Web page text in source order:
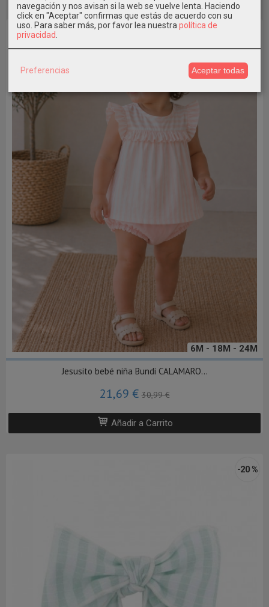
6M - 18M - 24M
Jesusito bebé niña Bundi CALAMARO...
21,69 €30,99 €
Añadir a Carrito
-20 %
navegación y nos avisan si la web se vuelve lenta. Haciendo
click en "Aceptar" confirmas que estás de acuerdo con su
uso. Para saber más, por favor lea nuestra política de
privacidad
Preferencias Aceptar todas